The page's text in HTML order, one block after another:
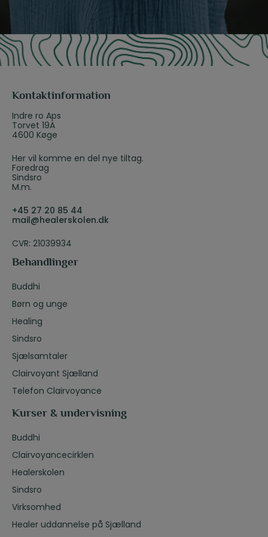
Kontaktinformation
Indre ro Aps
Torvet 19A
4600 Køge
Her vil komme en del nye tiltag.
Foredrag
Sindsro
M.m.
+45 27 20 85 44
mail@healerskolen.dk
CVR: 21039934
Behandlinger
Buddhi
Børn og unge
Healing
Sindsro
Sjælsamtaler
Clairvoyant Sjælland
Telefon Clairvoyance
Kurser & undervisning
Buddhi
Clairvoyancecirklen
Healerskolen
Sindsro
Virksomhed
Healer uddannelse på Sjælland